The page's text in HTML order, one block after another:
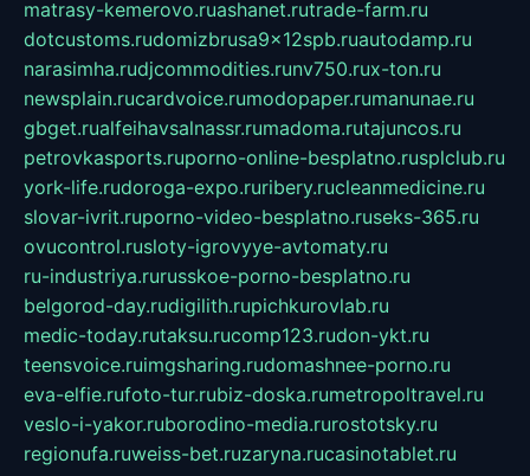
matrasy-kemerovo.ruashanet.rutrade-farm.ru
dotcustoms.rudomizbrusa9x12spb.ruautodamp.ru
narasimha.rudjcommodities.runv750.rux-ton.ru
newsplain.rucardvoice.rumodopaper.rumanunae.ru
gbget.rualfeihavsalnassr.rumadoma.rutajuncos.ru
petrovkasports.ruporno-online-besplatno.rusplclub.ru
york-life.rudoroga-expo.ruribery.rucleanmedicine.ru
slovar-ivrit.ruporno-video-besplatno.ruseks-365.ru
ovucontrol.rusloty-igrovyye-avtomaty.ru
ru-industriya.rurusskoe-porno-besplatno.ru
belgorod-day.rudigilith.rupichkurovlab.ru
medic-today.rutaksu.rucomp123.rudon-ykt.ru
teensvoice.ruimgsharing.rudomashnee-porno.ru
eva-elfie.rufoto-tur.rubiz-doska.rumetropoltravel.ru
veslo-i-yakor.ruborodino-media.rurostotsky.ru
regionufa.ruweiss-bet.ruzaryna.rucasinotablet.ru